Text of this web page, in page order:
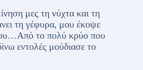
μες τη νύχτα και τη
τη γέφυρα, μου έκοψε
το πολύ κρύο που
εντολές μούδιασε το